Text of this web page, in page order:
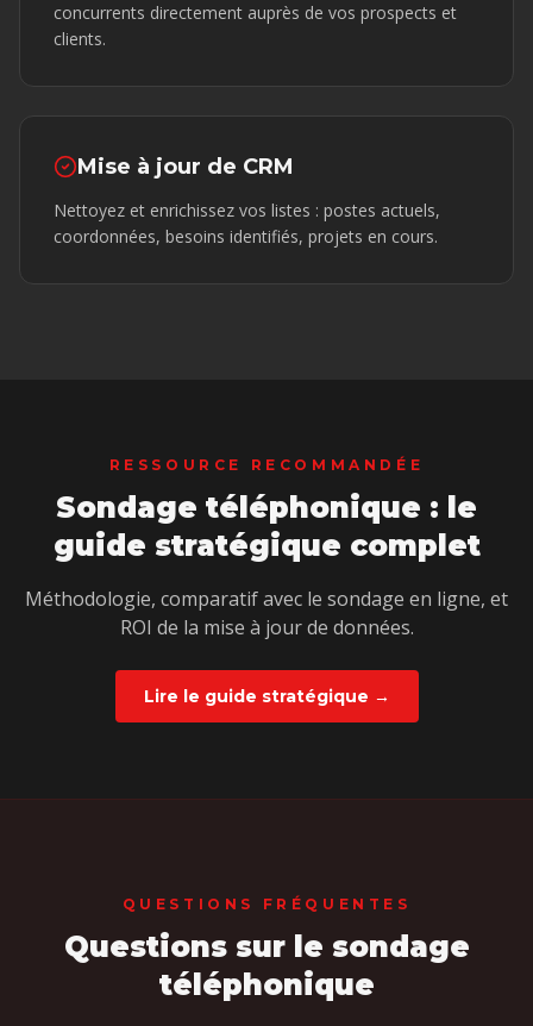
concurrents directement auprès de vos prospects et
clients.
Mise à jour de CRM
Nettoyez et enrichissez vos listes : postes actuels,
coordonnées, besoins identifiés, projets en cours.
RESSOURCE RECOMMANDÉE
Sondage téléphonique : le
guide stratégique complet
Méthodologie, comparatif avec le sondage en ligne, et
ROI de la mise à jour de données.
Lire le guide stratégique →
QUESTIONS FRÉQUENTES
Questions sur le sondage
téléphonique